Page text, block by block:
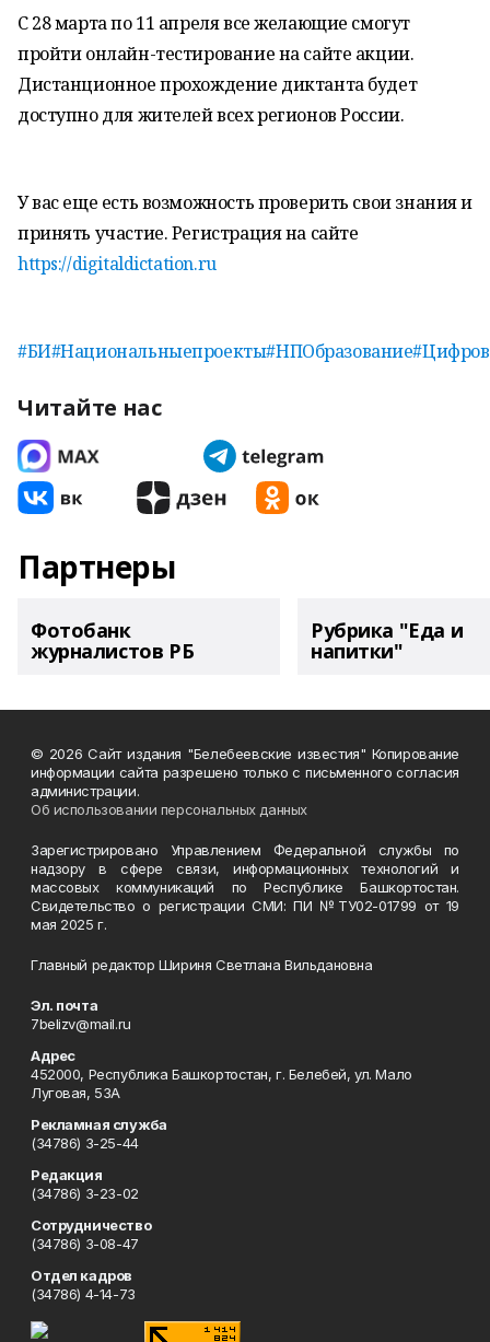
С 28 марта по 11 апреля все желающие смогут
пройти онлайн-тестирование на сайте акции.
Дистанционное прохождение диктанта будет
доступно для жителей всех регионов России.
У вас еще есть возможность проверить свои знания и
принять участие. Регистрация на сайте
https://digitaldictation.ru
#БИ#Национальныепроекты#НПОбразование
Читайте нас
Партнеры
Фотобанк
журналистов РБ
Рубрика "Еда и
напитки"
© 2026 Сайт издания "Белебеевские известия" Копирование
информации сайта разрешено только с письменного согласия
администрации.
Об использовании персональных данных
Зарегистрировано Управлением Федеральной службы по
надзору в сфере связи, информационных технологий и
массовых коммуникаций по Республике Башкортостан.
Свидетельство о регистрации СМИ: ПИ №ТУ02-01799 от 19
мая 2025 г.
Главный редактор Шириня Светлана Вильдановна
Эл. почта
7belizv@mail.ru
Адрес
452000, Республика Башкортостан, г. Белебей, ул. Мало
Луговая, 53А
Рекламная служба
(34786) 3-25-44
Редакция
(34786) 3-23-02
Сотрудничество
(34786) 3-08-47
Отдел кадров
(34786) 4-14-73